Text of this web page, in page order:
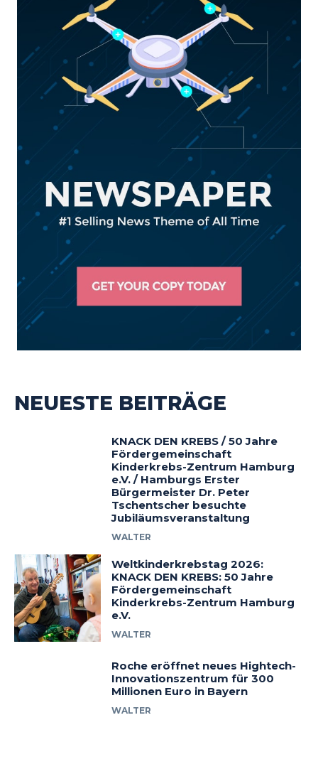
NEUESTE BEITRÄGE
KNACK DEN KREBS / 50 Jahre
Fördergemeinschaft
Kinderkrebs-Zentrum Hamburg
e.V. / Hamburgs Erster
Bürgermeister Dr. Peter
Tschentscher besuchte
Jubiläumsveranstaltung
WALTER
Weltkinderkrebstag 2026:
KNACK DEN KREBS: 50 Jahre
Fördergemeinschaft
Kinderkrebs-Zentrum Hamburg
e.V.
WALTER
Roche eröffnet neues Hightech-
Innovationszentrum für 300
Millionen Euro in Bayern
WALTER